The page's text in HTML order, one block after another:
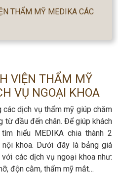
THẨM MỸ MEDIKA CÁC
VIỆN THẨM MỸ
VỤ NGOẠI KHOA
dịch vụ thẩm mỹ giúp chăm
từ đầu đến chân. Để giúp khách
hiểu MEDIKA chia thành 2
khoa. Dưới đây là bảng giá
với các dịch vụ ngoại khoa như:
độn cằm, thẩm mỹ mắt…